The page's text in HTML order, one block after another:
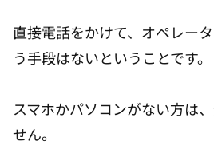
直接電話をかけて、オペレー
う手段はないということです。
スマホかパソコンがない方は
せん。